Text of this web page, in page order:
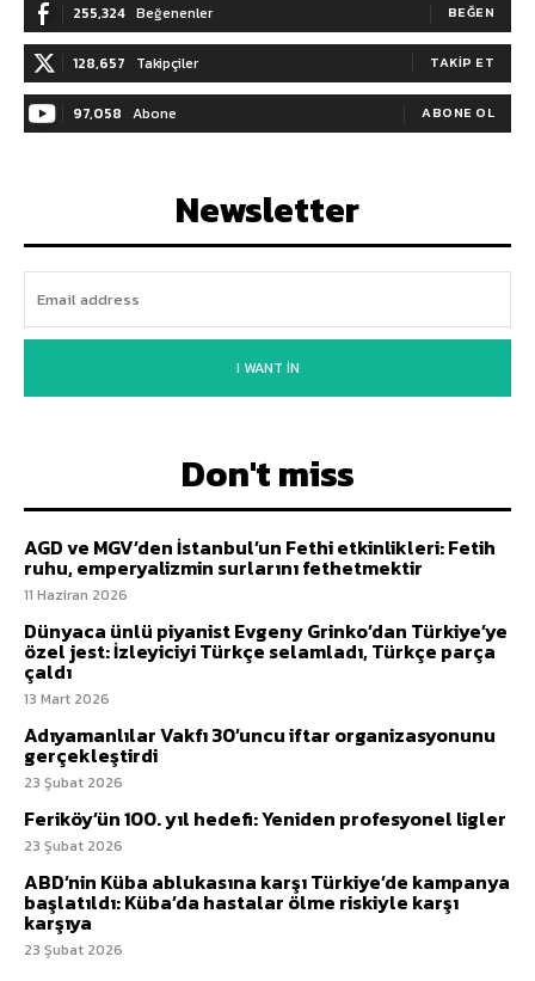
255,324 Beğenenler BEĞEN
128,657 Takipçiler TAKIP ET
97,058 Abone ABONE OL
Newsletter
I WANT IN
Don't miss
AGD ve MGV’den İstanbul’un Fethi etkinlikleri: Fetih
ruhu, emperyalizmin surlarını fethetmektir
11 Haziran 2026
Dünyaca ünlü piyanist Evgeny Grinko’dan Türkiye’ye
özel jest: İzleyiciyi Türkçe selamladı, Türkçe parça
çaldı
13 Mart 2026
Adıyamanlılar Vakfı 30’uncu iftar organizasyonunu
gerçekleştirdi
23 Şubat 2026
Feriköy’ün 100. yıl hedefi: Yeniden profesyonel ligler
23 Şubat 2026
ABD’nin Küba ablukasına karşı Türkiye’de kampanya
başlatıldı: Küba’da hastalar ölme riskiyle karşı
karşıya
23 Şubat 2026